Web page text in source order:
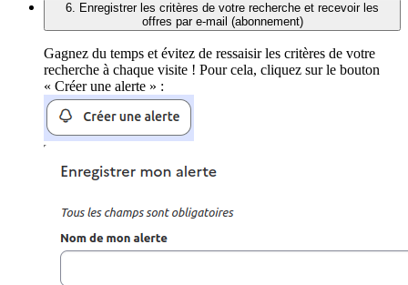
6. Enregistrer les critères de votre recherche et recevoir les
offres par e-mail (abonnement)
Gagnez du temps et évitez de ressaisir les critères de votre
recherche à chaque visite ! Pour cela, cliquez sur le bouton
« Créer une alerte » :